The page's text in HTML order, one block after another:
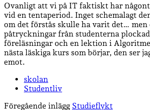
Ovanligt att vi på IT faktiskt har
vid en tentaperiod. Inget schemalagt
om det förstås skulle ha varit det… men
påtryckningar från studenterna
föreläsningar och en lektion i
nästa läskiga kurs som börjar, den ser
emot.
skolan
Studentliv
Föregående inlägg Studieflykt